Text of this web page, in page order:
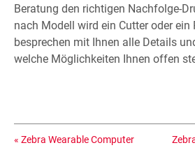
Beratung den richtigen Nachfolge-
nach Modell wird ein Cutter oder ein
besprechen mit Ihnen alle Details
welche Möglichkeiten Ihnen offen
« Zebra Wearable Computer